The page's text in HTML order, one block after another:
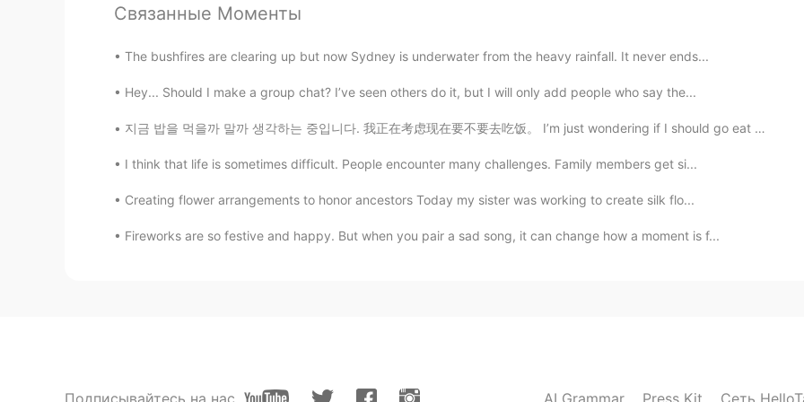
Связанные Моменты
The bushfires are clearing up but now Sydney is underwater from the heavy rainfall. It never ends...
Hey... Should I make a group chat? I’ve seen others do it, but I will only add people who say the...
지금 밥을 먹을까 말까 생각하는 중입니다. 我正在考虑现在要不要去吃饭。 I’m just wondering if I should go eat now or not. 내일 비가...
I think that life is sometimes difficult. People encounter many challenges. Family members get si...
Creating flower arrangements to honor ancestors Today my sister was working to create silk flo...
Fireworks are so festive and happy. But when you pair a sad song, it can change how a moment is f...
Подписывайтесь на нас AI Grammar Press Kit Сеть